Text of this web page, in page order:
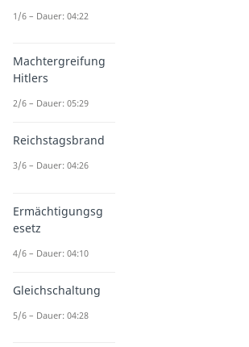
1/6 – Dauer: 04:22
Machtergreifung
Hitlers
2/6 – Dauer: 05:29
Reichstagsbrand
3/6 – Dauer: 04:26
Ermächtigungsg
esetz
4/6 – Dauer: 04:10
Gleichschaltung
5/6 – Dauer: 04:28